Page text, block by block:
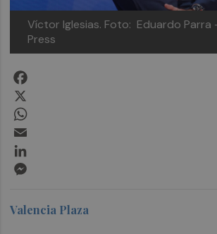
Víctor Iglesias. Foto: Eduardo Parra
Press
Valencia Plaza